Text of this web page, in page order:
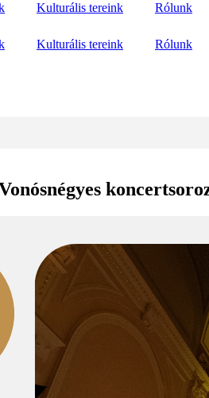
Kulturális tereink Rólunk
Kulturális tereink Rólunk